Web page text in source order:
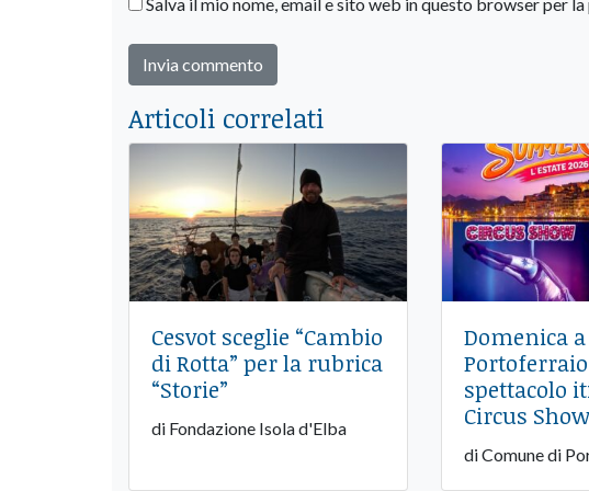
Articoli correlati
Cesvot sceglie “Cambio
di Rotta” per la rubrica
“Storie”
di Fondazione Isola d'Elba
Domenica a
spettacolo
Circus Show
di Comune di